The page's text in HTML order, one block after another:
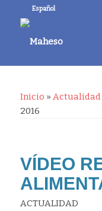
Español
Inicio » Actualidad
2016
VÍDEO
ACTUALIDAD